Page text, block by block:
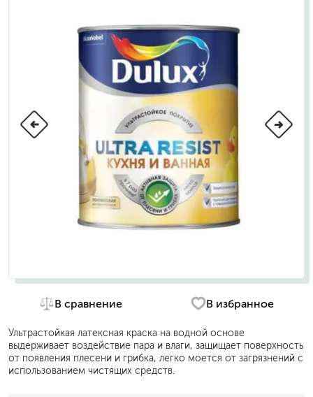
В сравнение В избранное
Ультрастойкая латексная краска на водной основе
выдерживает воздействие пара и влаги, защищает поверхность
от появления плесени и грибка, легко моется от загрязнений с
использованием чистящих средств.